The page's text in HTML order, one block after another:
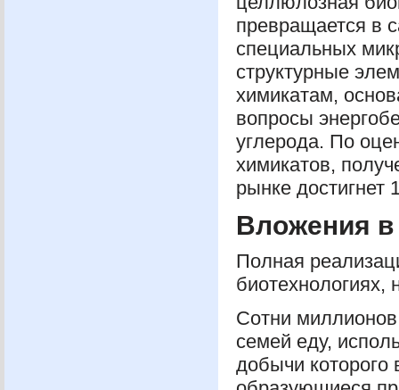
превращается в
специальных
структурные
химикатам,
вопросы
углерода. По
химикатов,
рынке достигнет
Вложения в
Полная
биотехнологиях,
Сотни
семей еду,
добычи